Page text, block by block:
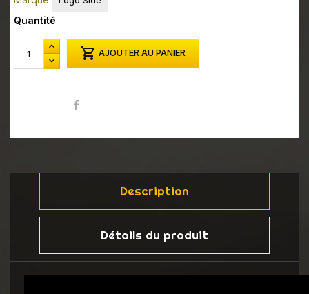
Quantité
 AJOUTER AU PANIER
Description
Détails du produit